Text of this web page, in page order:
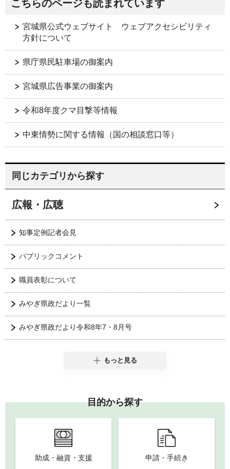
こちらのページも読まれています
宮城県公式ウェブサイト ウェブアクセシビリティ
方針について
県庁県民駐車場の御案内
宮城県広告事業の御案内
令和8年度クマ目撃等情報
中東情勢に関する情報（国の相談窓口等）
同じカテゴリから探す
広報・広聴
知事定例記者会見
パブリックコメント
職員表彰について
みやぎ県政だより一覧
みやぎ県政だより令和8年7・8月号
もっと見る
目的から探す
助成・融資・支援 申請・手続き